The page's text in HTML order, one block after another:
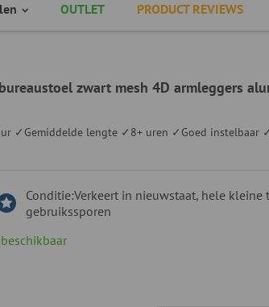
OUTLET PRODUCT REVIEWS
zwart mesh 4D armleggers
✓Gemiddelde lengte ✓8+ uren ✓Goed instelbaar
Conditie:Verkeert in nieuwstaat, hele kleine
gebruikssporen